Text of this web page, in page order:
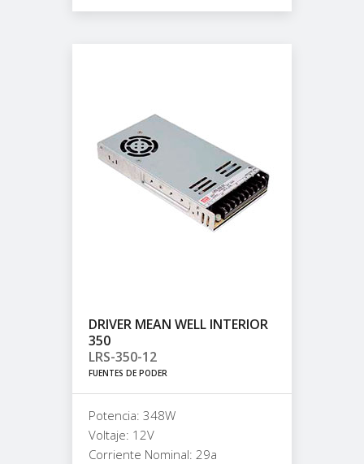
DRIVER MEAN WELL INTERIOR
350
LRS-350-12
FUENTES DE PODER
Potencia: 348W
Voltaje: 12V
Corriente Nominal: 29a